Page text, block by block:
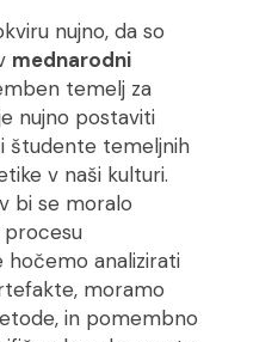
nujno, da so
mednarodni
temelj za
nujno postaviti
študente temeljnih
v naši kulturi.
bi se moralo
hočemo analizirati
moramo
in pomembno